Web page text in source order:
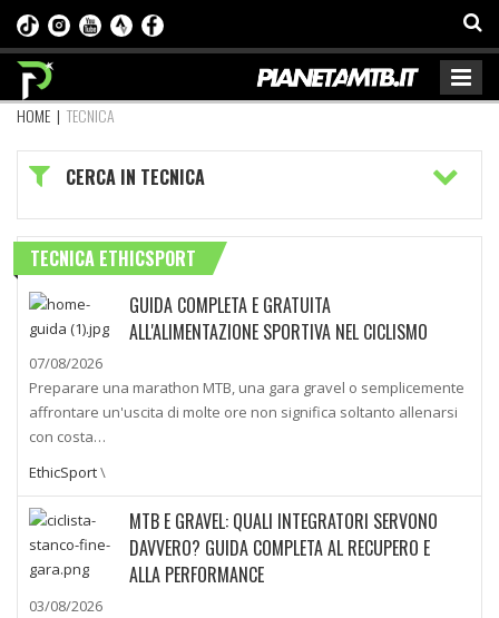
HOME | TECNICA
CERCA IN TECNICA
TECNICA ETHICSPORT
GUIDA COMPLETA E GRATUITA
ALL'ALIMENTAZIONE SPORTIVA NEL CICLISMO
07/08/2026
Preparare una marathon MTB, una gara gravel o semplicemente
affrontare un'uscita di molte ore non significa soltanto allenarsi
con costa…
EthicSport\
MTB E GRAVEL: QUALI INTEGRATORI SERVONO
DAVVERO? GUIDA COMPLETA AL RECUPERO E
ALLA PERFORMANCE
03/08/2026